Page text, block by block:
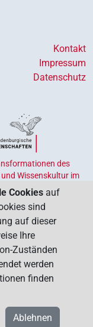
Kontakt
Impressum
Datenschutz
des
Wissenskultur im
geförderten
und
Koordiniert wird
der
Cookies auf
sind
auf dieser
Ihre
Zuständen
werden
finden
Ablehnen